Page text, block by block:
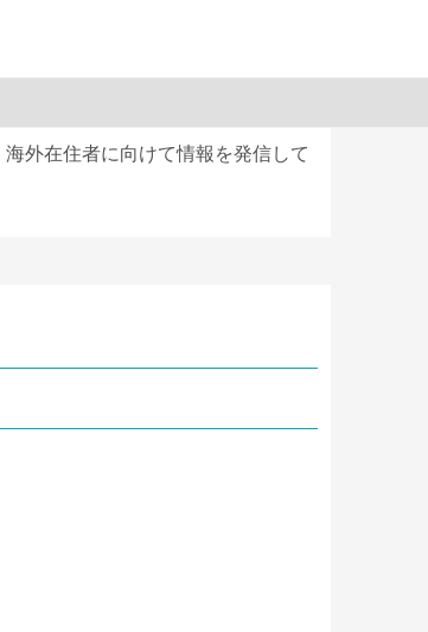
海外在住者に向けて情報を発信して